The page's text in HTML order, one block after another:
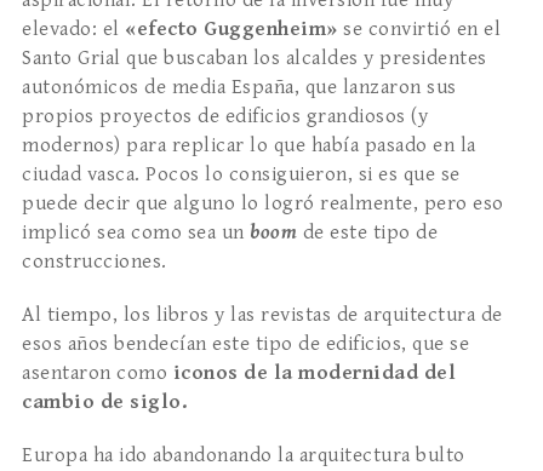
elevado: el «efecto Guggenheim» se convirtió en el
Santo Grial que buscaban los alcaldes y presidentes
autonómicos de media España, que lanzaron sus
propios proyectos de edificios grandiosos (y
modernos) para replicar lo que había pasado en la
ciudad vasca. Pocos lo consiguieron, si es que se
puede decir que alguno lo logró realmente, pero eso
implicó sea como sea un boom de este tipo de
construcciones.
Al tiempo, los libros y las revistas de arquitectura de
esos años bendecían este tipo de edificios, que se
asentaron como iconos de la modernidad del
cambio de siglo.
Europa ha ido abandonando la arquitectura bulto